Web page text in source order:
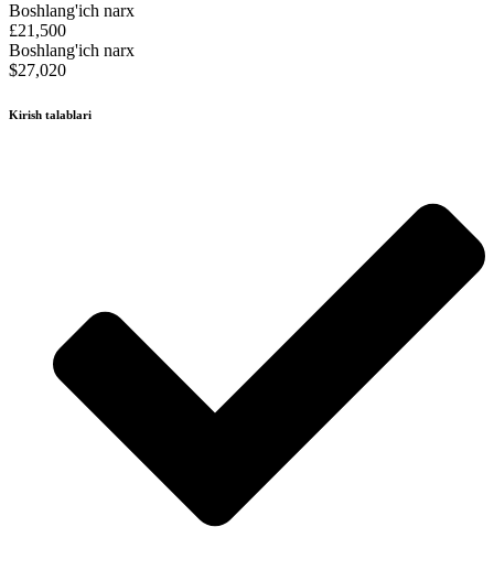
Boshlang'ich narx
£21,500
Boshlang'ich narx
$27,020
Kirish talablari